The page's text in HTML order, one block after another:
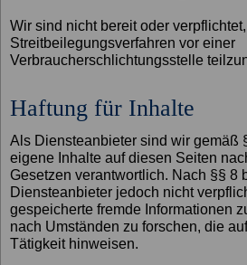
Wir sind nicht bereit oder
Streitbeilegungsverfahren vor einer
Verbraucherschlichtungsstelle
Haftung für Inhalte
Als Diensteanbieter sind wir gemäß
eigene Inhalte auf diesen Seiten
Gesetzen verantwortlich. Nach §§ 8
Diensteanbieter jedoch nicht
gespeicherte fremde Informationen
nach Umständen zu forschen, die
Tätigkeit hinweisen.